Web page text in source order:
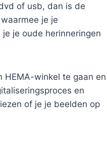
of usb, dan is de
je je
je oude herinneringen
HEMA-winkel te gaan en
en
of je je beelden op